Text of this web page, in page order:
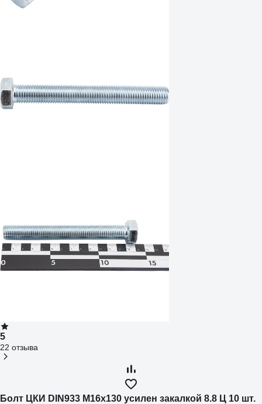
5
22 отзыва
Болт ЦКИ DIN933 М16х130 усилен закалкой 8.8 Ц 10 шт.